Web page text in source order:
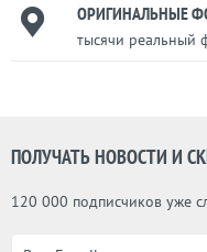
ОРИГИНАЛЬНЫЕ
тысячи реальный
ПОЛУЧАТЬ НОВОСТИ И
120 000 подписчиков уже